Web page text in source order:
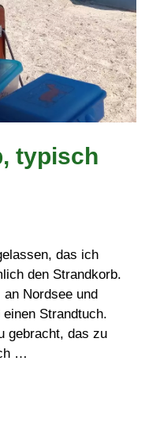
typisch
das ich
den Strandkorb.
Nordsee und
Strandtuch.
gebracht, das zu
…